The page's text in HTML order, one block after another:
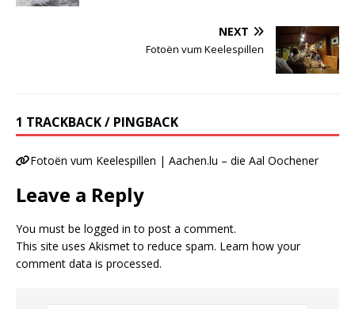
NEXT
Fotoën vum Keelespillen
1 TRACKBACK / PINGBACK
Fotoën vum Keelespillen | Aachen.lu – die Aal Oochener
Leave a Reply
You must be logged in to post a comment.
This site uses Akismet to reduce spam. Learn how your
comment data is processed.